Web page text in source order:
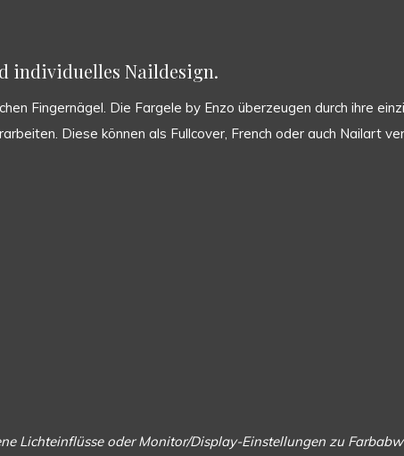
individuelles Naildesign.
Fingernägel. Die Fargele by Enzo überzeugen durch ihre
Diese können als Fullcover, French oder auch Nailart
Lichteinflüsse oder Monitor/Display-Einstellungen zu